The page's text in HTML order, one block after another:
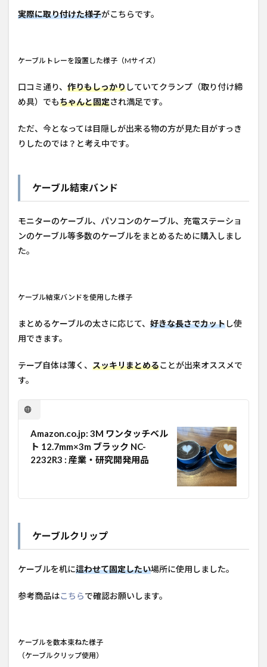
実際に取り付けた様子がこちらです。
ケーブルトレーを設置した様子（Mサイズ）
口コミ通り、 作りもしっかりしていてクランプ（取り付け締
め具）でもちゃんと固定され満足です。
ただ、今となっては目隠しが出来る物の方が見た目がすっき
りしたのでは？と考え中です。
ケーブル結束バンド
モニターのケーブル、パソコンのケーブル、充電ステーショ
ンのケーブル等多数のケーブルをまとめるために購入しまし
た。
ケーブル結束バンドを使用した様子
まとめるケーブルの太さに応じて、 好きな長さでカットし使
用できます。
テープ自体は薄く、 スッキリまとめることが出来オススメで
す。
Amazon.co.jp: 3M ワンタッチベル
ト 12.7mm×3m ブラック NC-
2232R3 : 産業・研究開発用品
ケーブルクリップ
ケーブルを机に這わせて固定したい場所に使用しました。
参考商品はこちらで確認お願いします。
ケーブルを数本束ねた様子
（ケーブルクリップ使用）